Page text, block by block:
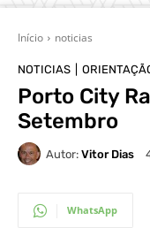
Início noticias
NOTICIAS
Porto City
Setembro
Autor: Vitor Dias
WhatsApp